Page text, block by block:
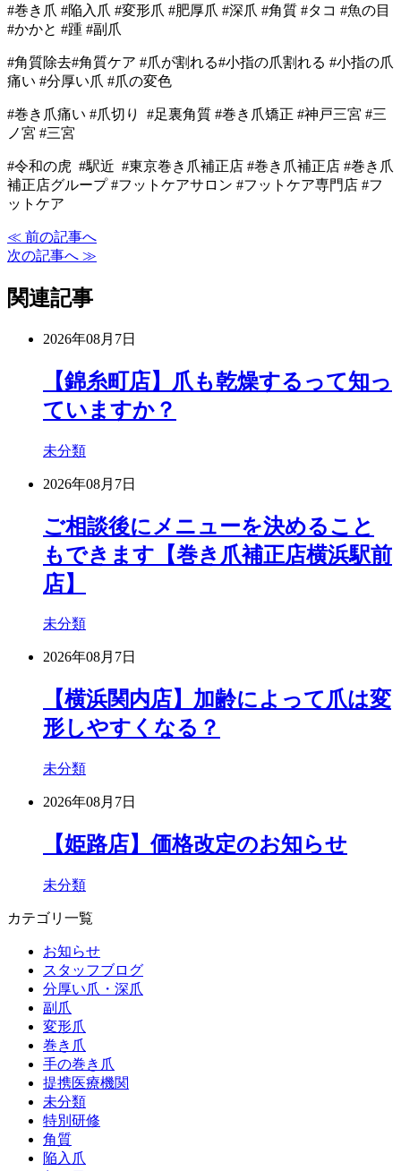
#巻き爪 #陥入爪 #変形爪 #肥厚爪 #深爪 #角質 #タコ #魚の目
#かかと #踵 #副爪
#角質除去#角質ケア #爪が割れる#小指の爪割れる #小指の爪
痛い #分厚い爪 #爪の変色
#巻き爪痛い #爪切り #足裏角質 #巻き爪矯正 #神戸三宮 #三
ノ宮 #三宮
#令和の虎 #駅近 #東京巻き爪補正店 #巻き爪補正店 #巻き爪
補正店グループ #フットケアサロン #フットケア専門店 #フ
ットケア
≪ 前の記事へ
次の記事へ ≫
関連記事
2026年08月7日
【錦糸町店】爪も乾燥するって知っ
ていますか？
未分類
2026年08月7日
ご相談後にメニューを決めること
もできます【巻き爪補正店横浜駅前
店】
未分類
2026年08月7日
【横浜関内店】加齢によって爪は変
形しやすくなる？
未分類
2026年08月7日
【姫路店】価格改定のお知らせ
未分類
カテゴリ一覧
お知らせ
スタッフブログ
分厚い爪・深爪
副爪
変形爪
巻き爪
手の巻き爪
提携医療機関
未分類
特別研修
角質
陥入爪